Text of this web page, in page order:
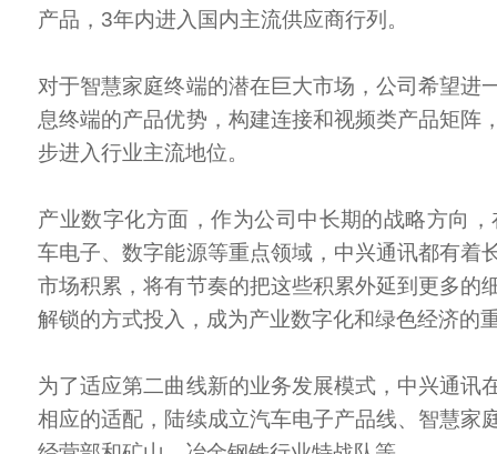
产品，3年内进入国内主流供应商行列。
对于智慧家庭终端的潜在巨大市场，公司希望进
息终端的产品优势，构建连接和视频类产品矩阵
步进入行业主流地位。
产业数字化方面，作为公司中长期的战略方向
车电子、数字能源等重点领域，中兴通讯都有着
市场积累，将有节奏的把这些积累外延到更多的
解锁的方式投入，成为产业数字化和绿色经济的
为了适应第二曲线新的业务发展模式，中兴通讯
相应的适配，陆续成立汽车电子产品线、智慧家